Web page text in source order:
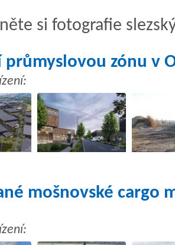
si fotografie
průmyslovou zónu v
mošnovské cargo